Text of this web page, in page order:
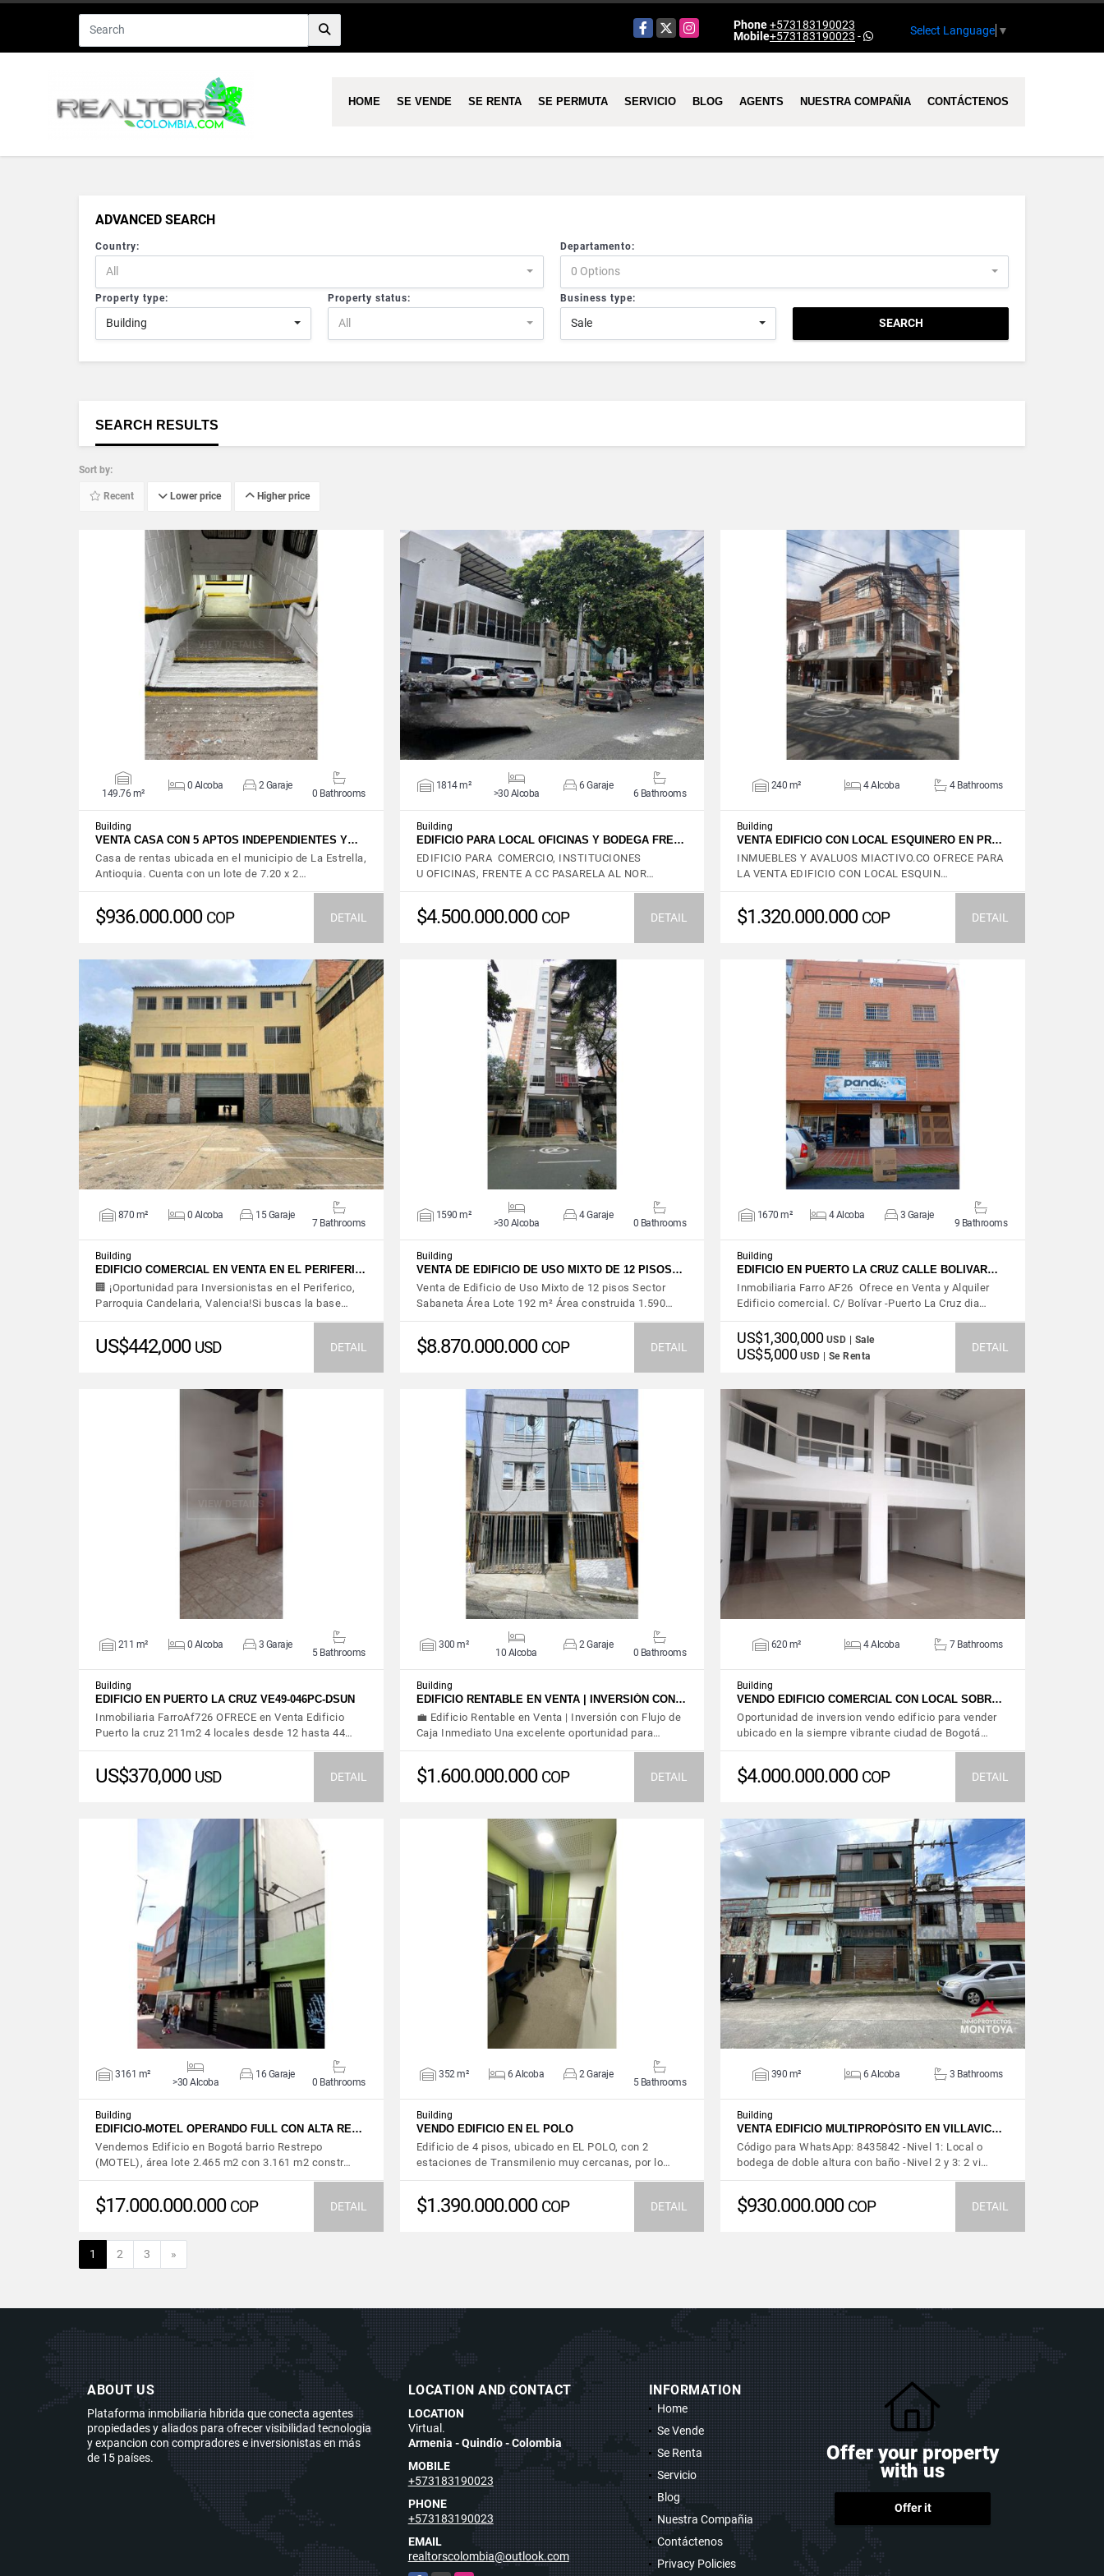
Facebook
X Instagram Phone+573183190023
Mobile+573183190023 - Select Language ▼
HOME SE VENDE SE RENTA SE PERMUTA SERVICIO BLOG AGENTS NUESTRA COMPAÑIA CONTÁCTENOS
ADVANCED SEARCH
Country:
All
Departamento:
0 Options
Property type:
Building
Property status:
All
Business type:
Sale SEARCH
SEARCH RESULTS
Sort by:
Recent Lower price Higher price
VIEW DETAILS
149.76 m²
0 Alcoba 2 Garaje
0 Bathrooms
Building
VENTA CASA CON 5 APTOS INDEPENDIENTES Y…
Casa de rentas ubicada en el municipio de La Estrella,
Antioquia. Cuenta con un lote de 7.20 x 2…
$936.000.000 COP DETAIL
VIEW DETAILS
1814 m²
>30 Alcoba
6 Garaje
6 Bathrooms
Building
EDIFICIO PARA LOCAL OFICINAS Y BODEGA FRE…
EDIFICIO PARA COMERCIO, INSTITUCIONES
U OFICINAS, FRENTE A CC PASARELA AL NOR…
$4.500.000.000 COP DETAIL
VIEW DETAILS
240 m² 4 Alcoba 4 Bathrooms
Building
VENTA EDIFICIO CON LOCAL ESQUINERO EN PR…
INMUEBLES Y AVALUOS MIACTIVO.CO OFRECE PARA
LA VENTA EDIFICIO CON LOCAL ESQUIN…
$1.320.000.000 COP DETAIL
VIEW DETAILS
870 m² 0 Alcoba 15 Garaje
7 Bathrooms
Building
EDIFICIO COMERCIAL EN VENTA EN EL PERIFERI…
​🏢 ¡Oportunidad para Inversionistas en el Periferico,
Parroquia Candelaria, Valencia!​Si buscas la base…
US$442,000 USD DETAIL
VIEW DETAILS
1590 m²
>30 Alcoba
4 Garaje
0 Bathrooms
Building
VENTA DE EDIFICIO DE USO MIXTO DE 12 PISOS…
Venta de Edificio de Uso Mixto de 12 pisos Sector
Sabaneta Área Lote 192 m² Área construida 1.590…
$8.870.000.000 COP DETAIL
VIEW DETAILS
1670 m² 4 Alcoba 3 Garaje
9 Bathrooms
Building
EDIFICIO EN PUERTO LA CRUZ CALLE BOLIVAR…
Inmobiliaria Farro AF26 ‎Ofrece en Venta y Alquiler
Edificio comercial. C/ Bolívar -Puerto La Cruz dia…
US$1,300,000 USD | Sale
US$5,000 USD | Se Renta
DETAIL
VIEW DETAILS
211 m² 0 Alcoba 3 Garaje
5 Bathrooms
Building
EDIFICIO EN PUERTO LA CRUZ VE49-046PC-DSUN
‎Inmobiliaria FarroAf726 ‎OFRECE en Venta ‎Edificio
Puerto la cruz ‎211m2 ‎4 locales desde 12 hasta 44…
US$370,000 USD DETAIL
VIEW DETAILS
300 m²
10 Alcoba
2 Garaje
0 Bathrooms
Building
EDIFICIO RENTABLE EN VENTA | INVERSIÓN CON…
💼 Edificio Rentable en Venta | Inversión con Flujo de
Caja Inmediato Una excelente oportunidad para…
$1.600.000.000 COP DETAIL
VIEW DETAILS
620 m² 4 Alcoba 7 Bathrooms
Building
VENDO EDIFICIO COMERCIAL CON LOCAL SOBR…
Oportunidad de inversion vendo edificio para vender
ubicado en la siempre vibrante ciudad de Bogotá…
$4.000.000.000 COP DETAIL
VIEW DETAILS
3161 m²
>30 Alcoba
16 Garaje
0 Bathrooms
Building
EDIFICIO-MOTEL OPERANDO FULL CON ALTA RE…
Vendemos Edificio en Bogotá barrio Restrepo
(MOTEL), área lote 2.465 m2 con 3.161 m2 constr…
$17.000.000.000 COP DETAIL
VIEW DETAILS
352 m² 6 Alcoba 2 Garaje
5 Bathrooms
Building
VENDO EDIFICIO EN EL POLO
Edificio de 4 pisos, ubicado en EL POLO, con 2
estaciones de Transmilenio muy cercanas, por lo…
$1.390.000.000 COP DETAIL
VIEW DETAILS
390 m² 6 Alcoba 3 Bathrooms
Building
VENTA EDIFICIO MULTIPROPÓSITO EN VILLAVIC…
Código para WhatsApp: 8435842 -Nivel 1: Local o
bodega de doble altura con baño -Nivel 2 y 3: 2 vi…
$930.000.000 COP DETAIL
1 2 3 »
ABOUT US
Plataforma inmobiliaria híbrida que conecta agentes
propiedades y aliados para ofrecer visibilidad tecnologia
y expancion con compradores e inversionistas en más
de 15 países.
LOCATION AND CONTACT
LOCATION
Virtual.
Armenia - Quindío - Colombia
MOBILE
+573183190023
PHONE
+573183190023
EMAIL
realtorscolombia@outlook.com
INFORMATION
Home
Se Vende
Se Renta
Servicio
Blog
Nuestra Compañia
Contáctenos
Privacy Policies
Offer your property
with us
Offer it